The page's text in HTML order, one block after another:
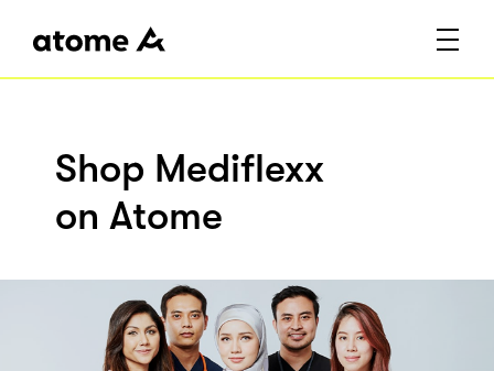
Shop Mediflexx
on Atome